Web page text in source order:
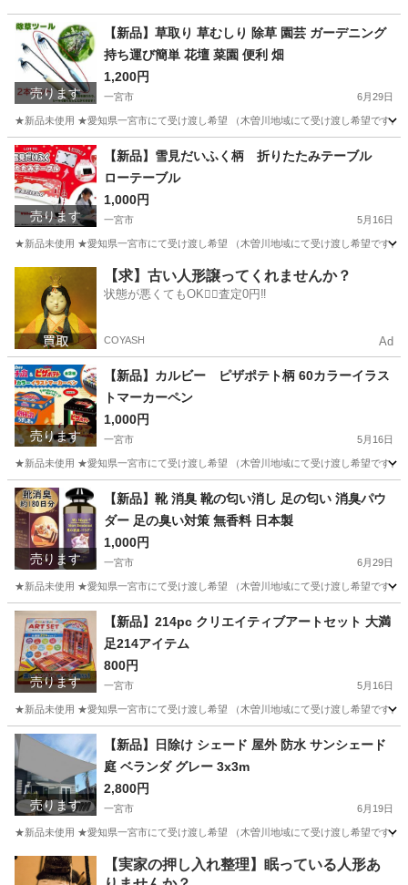
売ります
【新品】草取り 草むしり 除草 園芸 ガーデニング
持ち運び簡単 花壇 菜園 便利 畑
1,200円
一宮市 6月29日
★新品未使用 ★愛知県一宮市にて受け渡し希望 （木曽川地域にて受け渡し希望です
愛知 一宮市 その他 草取り
売ります
【新品】雪見だいふく柄 折りたたみテーブル
ローテーブル
1,000円
一宮市 5月16日
★新品未使用 ★愛知県一宮市にて受け渡し希望 （木曽川地域にて受け渡し希望です
その他 ロー
【求】古い人形譲ってくれませんか？
状態が悪くてもOK🙆‍♀️査定0円‼️
COYASH Ad
売ります
【新品】カルビー ピザポテト柄 60カラーイラス
トマーカーペン
1,000円
一宮市 5月16日
★新品未使用 ★愛知県一宮市にて受け渡し希望 （木曽川地域にて受け渡し希望です
愛知 一宮市 その他 取っ手
売ります
【新品】靴 消臭 靴の匂い消し 足の匂い 消臭パウ
ダー 足の臭い対策 無香料 日本製
1,000円
一宮市 6月29日
★新品未使用 ★愛知県一宮市にて受け渡し希望 （木曽川地域にて受け渡し希望です
愛知 一宮市 その他
売ります
【新品】214pc クリエイティブアートセット 大満
足214アイテム
800円
一宮市 5月16日
★新品未使用 ★愛知県一宮市にて受け渡し希望 （木曽川地域にて受け渡し希望です
愛知 一宮市 その他 アート
売ります
【新品】日除け シェード 屋外 防水 サンシェード
庭 ベランダ グレー 3x3m
2,800円
一宮市 6月19日
★新品未使用 ★愛知県一宮市にて受け渡し希望 （木曽川地域にて受け渡し希望です
愛知 一宮市 その他
【実家の押し入れ整理】眠っている人形あ